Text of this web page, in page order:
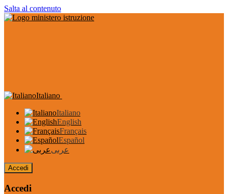
Salta al contenuto
Italiano
Italiano
English
Français
Español
عربى
Accedi
Accedi